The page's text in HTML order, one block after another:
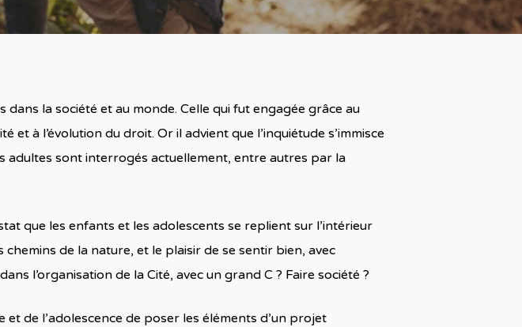
la société et au monde. Celle qui fut engagée grâce au
à l’évolution du droit. Or il advient que l’inquiétude s’immisce
adultes sont interrogés actuellement, entre autres par la
que les enfants et les adolescents se replient sur l’intérieur
de la nature, et le plaisir de se sentir bien, avec
l’organisation de la Cité, avec un grand C ? Faire société ?
de l’adolescence de poser les éléments d’un projet